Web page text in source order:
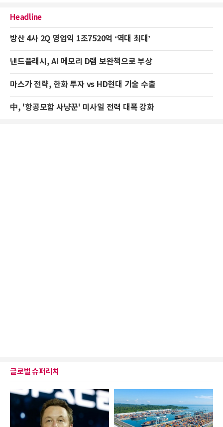
Headline
방산 4사 2Q 영업익 1조7520억 ‘역대 최대’
낸드플래시, AI 메모리 D램 보완책으로 부상
마스가 전략, 한화 투자 vs HD현대 기술 수출
中, '항공모함 사냥꾼' 미사일 전력 대폭 강화
글로벌 슈퍼리치